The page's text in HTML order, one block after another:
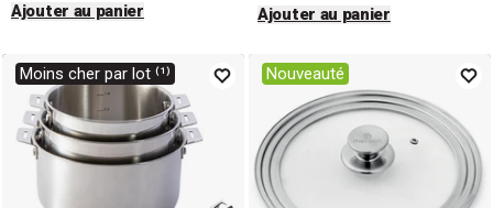
Ajouter au panier
Ajouter au panier
Moins cher par lot ⁽¹⁾ Nouveauté